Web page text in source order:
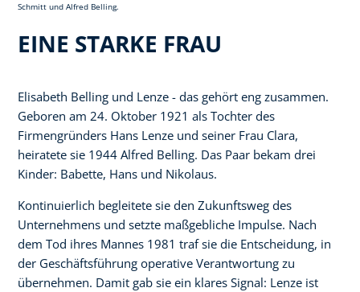
Schmitt und Alfred Belling.
EINE STARKE FRAU
Elisabeth Belling und Lenze - das gehört eng zusammen.
Geboren am 24. Oktober 1921 als Tochter des
Firmengründers Hans Lenze und seiner Frau Clara,
heiratete sie 1944 Alfred Belling. Das Paar bekam drei
Kinder: Babette, Hans und Nikolaus.
Kontinuierlich begleitete sie den Zukunftsweg des
Unternehmens und setzte maßgebliche Impulse. Nach
dem Tod ihres Mannes 1981 traf sie die Entscheidung, in
der Geschäftsführung operative Verantwortung zu
übernehmen. Damit gab sie ein klares Signal: Lenze ist